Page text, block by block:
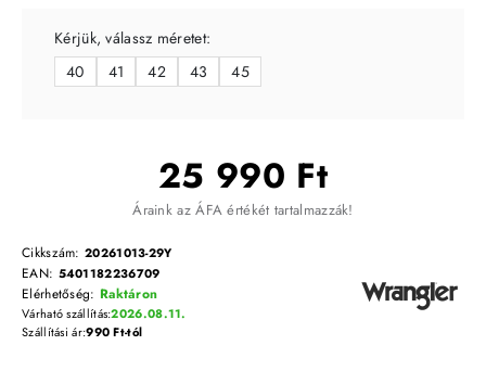
25 990 Ft
Áraink az ÁFA értékét tartalmazzák!
Cikkszám: 20261013-29Y
EAN: 5401182236709
Elérhetőség: Raktáron
Várható szállítás:2026.08.11.
Szállítási ár:990 Ft-tól
Kérjük, válassz méretet:
40
41 42 43 45